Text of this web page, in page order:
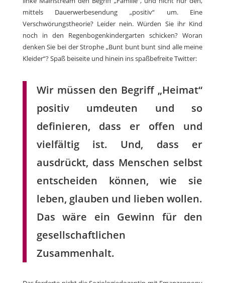
mittels Dauerwerbesendung „positiv“ um. Eine
Verschwörungstheorie? Leider nein. Würden Sie ihr Kind
noch in den Regenbogenkindergarten schicken? Woran
denken Sie bei der Strophe „Bunt bunt bunt sind alle meine
Kleider“? Spaß beiseite und hinein ins spaßbefreite Twitter:
Wir müssen den Begriff „Heimat“
positiv umdeuten und so
definieren, dass er offen und
vielfältig ist. Und, dass er
ausdrückt, dass Menschen selbst
entscheiden können, wie sie
leben, glauben und lieben wollen.
Das wäre ein Gewinn für den
gesellschaftlichen
Zusammenhalt.